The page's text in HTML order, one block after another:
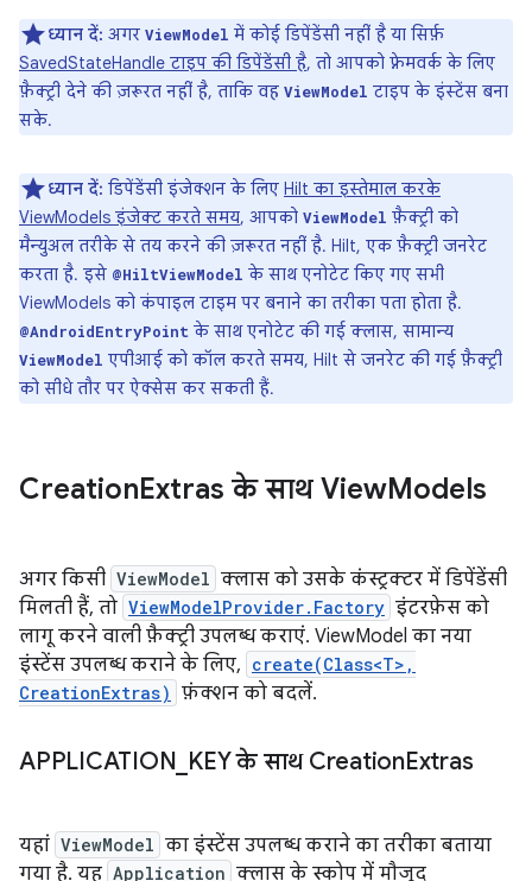
ध्यान दें: अगर ViewModel में कोई डिपेंडेंसी नहीं है या सिर्फ़
SavedStateHandle टाइप की डिपेंडेंसी है, तो आपको फ़्रेमवर्क के लिए
फ़ैक्ट्री देने की ज़रूरत नहीं है, ताकि वह ViewModel टाइप के इंस्टेंस बना
सके.
ध्यान दें: डिपेंडेंसी इंजेक्शन के लिए Hilt का इस्तेमाल करके
ViewModels इंजेक्ट करते समय, आपको ViewModel फ़ैक्ट्री को
मैन्युअल तरीके से तय करने की ज़रूरत नहीं है. Hilt, एक फ़ैक्ट्री जनरेट
करता है. इसे @HiltViewModel के साथ एनोटेट किए गए सभी
ViewModels को कंपाइल टाइम पर बनाने का तरीका पता होता है.
@AndroidEntryPoint के साथ एनोटेट की गई क्लास, सामान्य
ViewModel एपीआई को कॉल करते समय, Hilt से जनरेट की गई फ़ैक्ट्री
को सीधे तौर पर ऐक्सेस कर सकती हैं.
CreationExtras के साथ ViewModels
अगर किसी ViewModel क्लास को उसके कंस्ट्रक्टर में डिपेंडेंसी
मिलती हैं, तो ViewModelProvider.Factory इंटरफ़ेस को
लागू करने वाली फ़ैक्ट्री उपलब्ध कराएं. ViewModel का नया
इंस्टेंस उपलब्ध कराने के लिए, create(Class<T>,
CreationExtras) फ़ंक्शन को बदलें.
APPLICATION KEY के साथ CreationExtras
यहां ViewModel का इंस्टेंस उपलब्ध कराने का तरीका बताया
गया है. यह Application क्लास के स्कोप में मौजूद